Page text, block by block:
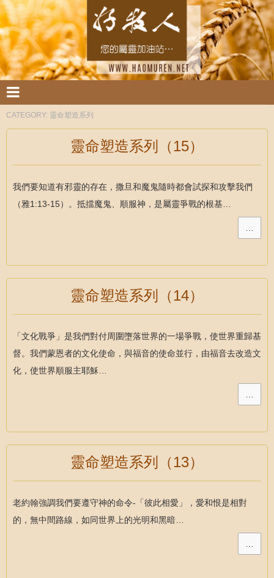
CATEGORY: 靈命塑造系列
靈命塑造系列（15）
我們要知道有邪靈的存在，撒旦和魔鬼隨時都會試探和攻擊我們
（雅1:13-15）。抵擋魔鬼、順服神，是屬靈爭戰的根基…
…
靈命塑造系列（14）
「文化戰爭」是我們對付周圍墮落世界的一場爭戰，使世界重歸基
督。我們蒙恩者的文化使命，與福音的使命並行，由福音去改造文
化，使世界順服主耶穌…
…
靈命塑造系列（13）
老約翰強調我們要遵守神的命令-「彼此相愛」，愛和恨是相對
的，無中間路線，如同世界上的光明和黑暗…
…